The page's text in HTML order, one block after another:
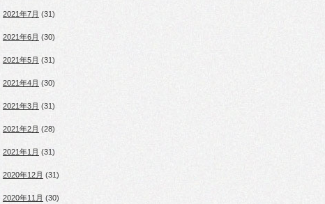
2021年7月 (31)
2021年6月 (30)
2021年5月 (31)
2021年4月 (30)
2021年3月 (31)
2021年2月 (28)
2021年1月 (31)
2020年12月 (31)
2020年11月 (30)